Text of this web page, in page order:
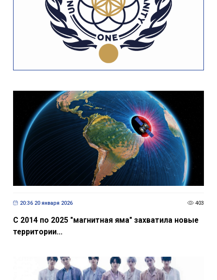
20:36 20 января 2026 403
С 2014 по 2025 "магнитная яма" захватила новые
территории...